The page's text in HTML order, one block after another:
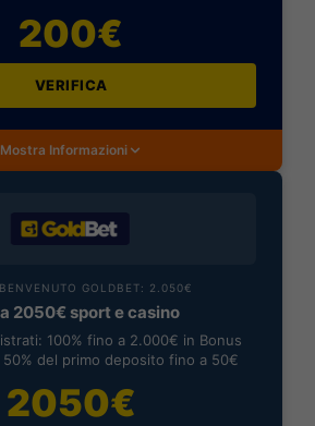
200€
VERIFICA
Mostra Informazioni
GOLDBET: 2.050€
2050€ sport e casino
100% fino a 2.000€ in Bonus
50% del primo deposito fino a 50€
2050€